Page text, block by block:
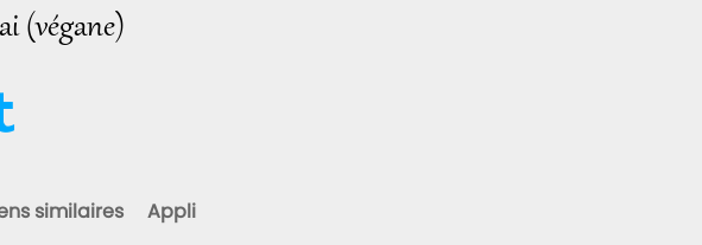
(végane)
similaires Appli